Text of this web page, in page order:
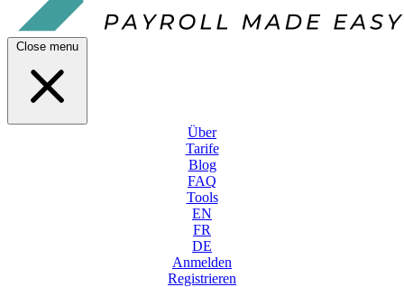
Close menu
Über
Tarife
Blog
FAQ
Tools
EN
FR
DE
Anmelden
Registrieren